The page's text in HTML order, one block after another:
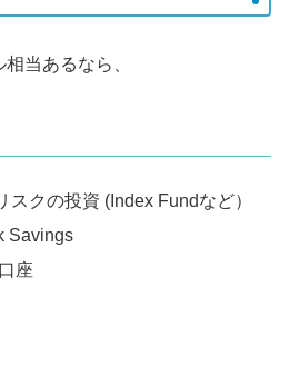
当あるなら、
スクの投資 (Index Fundなど）
Savings
座